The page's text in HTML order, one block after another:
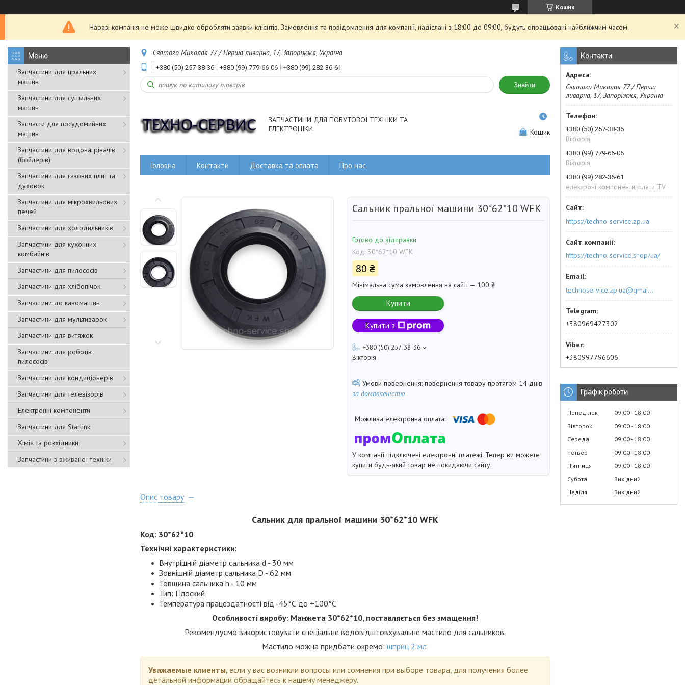
Кошик
Наразі компанія не може швидко обробляти заявки клієнтів. Замовлення та повідомлення для компанії, надіслані з 18:00 до 09:00, будуть опрацьовані найближчим часом.
Запчастини для пральних
машин
Запчастини для сушильних
машин
Запчасти для посудомийних
машин
Запчастини для водонагрівачів
(бойлерів)
Запчастини для газових плит та
духовок
Запчастини для мікрохвильових
печей
Запчастини для холодильників
Запчастини для кухонних
комбайнів
Запчастини для пилососів
Запчастини для хлібопічок
Запчастини до кавомашин
Запчастини для мультиварок
Запчастини для витяжок
Запчастини для роботів
пилососів
Запчастини для кондиціонерів
Запчастини для телевізорів
Електронні компоненти
Запчастини для Starlink
Хімія та розхідники
Запчастини з вживаної техніки
Святого Миколая 77 / Перша ливарна, 17, Запоріжжя, Україна
+380 (50) 257-38-36 +380 (99) 779-66-06 +380 (99) 282-36-61
Знайти
ЗАПЧАСТИНИ ДЛЯ ПОБУТОВОЇ ТЕХНІКИ ТА
ЕЛЕКТРОНІКИ
Кошик
Головна Контакти Доставка та оплата Про нас
Сальник пральної машини 30*62*10 WFK
Готово до відправки
Код: 30*62*10 WFK
80 ₴
Мінімальна сума замовлення на сайті — 100 ₴
Купити
Купити з
+380 (50) 257-38-36
Вікторія
повернення товару протягом 14 днів
за домовленістю
У компанії підключені електронні платежі. Тепер ви можете
купити будь-який товар не покидаючи сайту.
Опис товару
Сальник для пральної машини 30*62*10 WFK
Код: 30*62*10
Технічні характеристики:
Внутрішній діаметр сальника d - 30 мм
Зовнішній діаметр сальника D - 62 мм
Товщина сальника h - 10 мм
Тип: Плоский
Температура працездатності від -45°С до +100°С
Особливості виробу: Манжета 30*62*10, поставляється без змащення!
Рекомендуємо використовувати спеціальне водовідштовхувальне мастило для сальников.
Мастило можна придбати окремо: шприц 2 мл
Уважаемые клиенты, если у вас возникли вопросы или сомнения при выборе товара, для получения более
детальной информации обращайтесь к нашему менеджеру.
Контакти
Святого Миколая 77 / Перша
ливарна, 17, Запоріжжя, Україна
+380 (50) 257-38-36
Вікторія
+380 (99) 779-66-06
Вікторія
+380 (99) 282-36-61
електроні компоненти, плати TV
https://techno-service.zp.ua
https://techno-service.shop/ua/
technoservice.zp.ua@gmail.com
+380969427302
+380997796606
Графік роботи
Понеділок 09:00 18:00
Вівторок
09:00 18:00
Середа
09:00 18:00
Четвер
09:00 18:00
Пʼятниця
09:00 18:00
Субота
Вихідний
Неділя
Вихідний